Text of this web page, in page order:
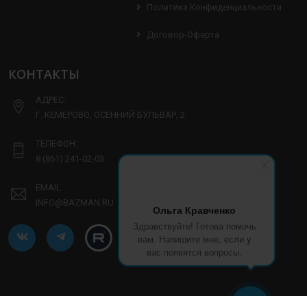
Ольга Кравченко
Здравствуйте! Готова помочь
вам. Напишите мне, если у
вас появятся вопросы.
Политика Конфиденциальности
Договор-Оферта
КОНТАКТЫ
АДРЕС:
Г. КЕМЕРОВО, ОСЕННИЙ БУЛЬВАР, 2
ТЕЛЕФОН:
8 (861) 241-02-03
EMAIL:
INFO@BAZMAN.RU